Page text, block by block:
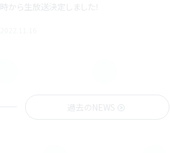
時から生放送決定しました！
過去のNEWS